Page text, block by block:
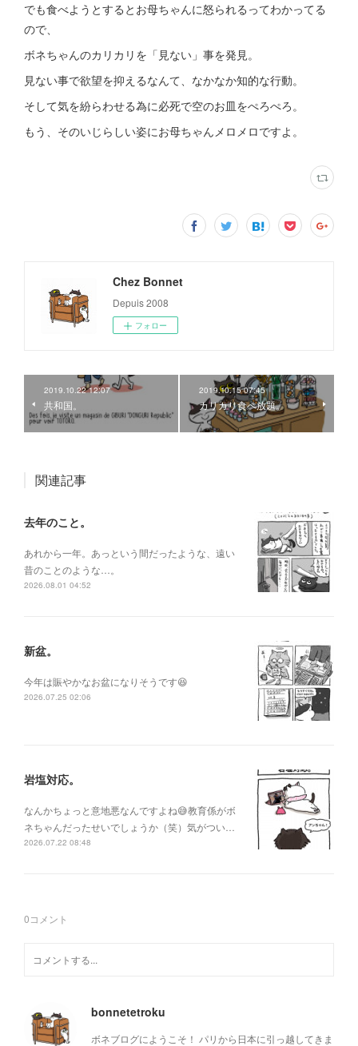
でも食べようとするとお母ちゃんに怒られるってわかってる
ので、
ボネちゃんのカリカリを「見ない」事を発見。
見ない事で欲望を抑えるなんて、なかなか知的な行動。
そして気を紛らわせる為に必死で空のお皿をぺろぺろ。
もう、そのいじらしい姿にお母ちゃんメロメロですよ。
Chez Bonnet
Depuis 2008
フォロー
2019.10.22 12:07
共和国。
2019.10.15 07:45
カリカリ食べ放題。
関連記事
去年のこと。
あれから一年。あっという間だったような、遠い
昔のことのような…。
2026.08.01 04:52
新盆。
今年は賑やかなお盆になりそうです😆
2026.07.25 02:06
岩塩対応。
なんかちょっと意地悪なんですよね😅教育係がボ
ネちゃんだったせいでしょうか（笑）気がつい…
2026.07.22 08:48
0コメント
bonnetetroku
ボネブログにようこそ！ パリから日本に引っ越してきま